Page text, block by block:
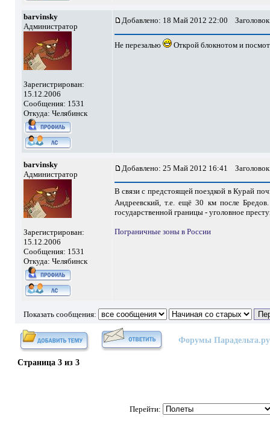
barvinsky
Администратор
Зарегистрирован:
15.12.2006
Сообщения: 1531
Откуда: Челябинск
Добавлено: 18 Май 2012 22:00
Не перезалью Открой блокнотом и
barvinsky
Администратор
Зарегистрирован:
15.12.2006
Сообщения: 1531
Откуда: Челябинск
Добавлено: 25 Май 2012 16:41
В связи с предстоящей поездкой в Курай
Андреевский, т.е. ещё 30 км после
государственной границы - уголовное
Пограничные зоны в России
Показать сообщения:
Форумы Парадельта.ру
Страница 3из 3
Перейти: